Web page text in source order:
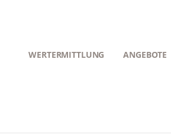
WERTERMITTLUNG ANGEBOTE